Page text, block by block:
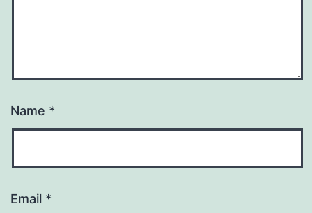
Name *
Email *